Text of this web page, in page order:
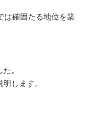
は確固たる地位を築
。
します。